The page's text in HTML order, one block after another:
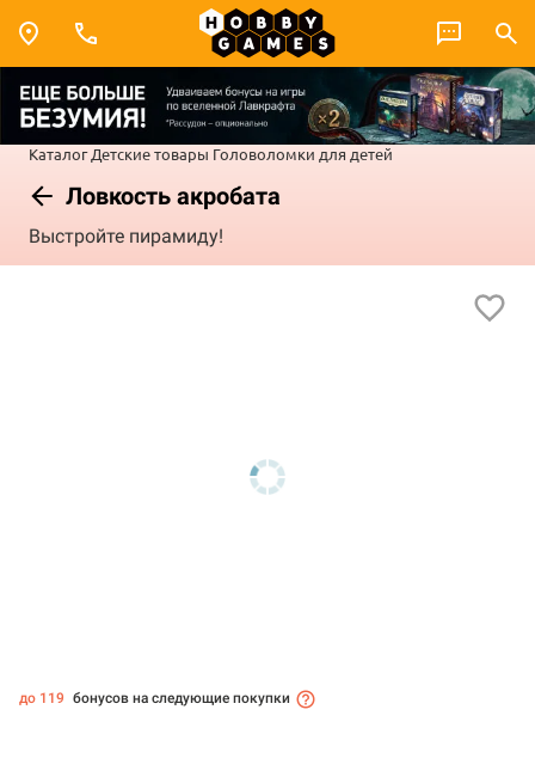
Каталог Детские товары Головоломки для детей
Ловкость акробата
Выстройте пирамиду!
до 119 бонусов на следующие покупки